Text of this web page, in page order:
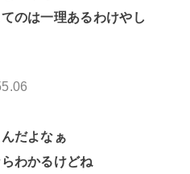
のは一理あるわけやし
だよなぁ
わかるけどね